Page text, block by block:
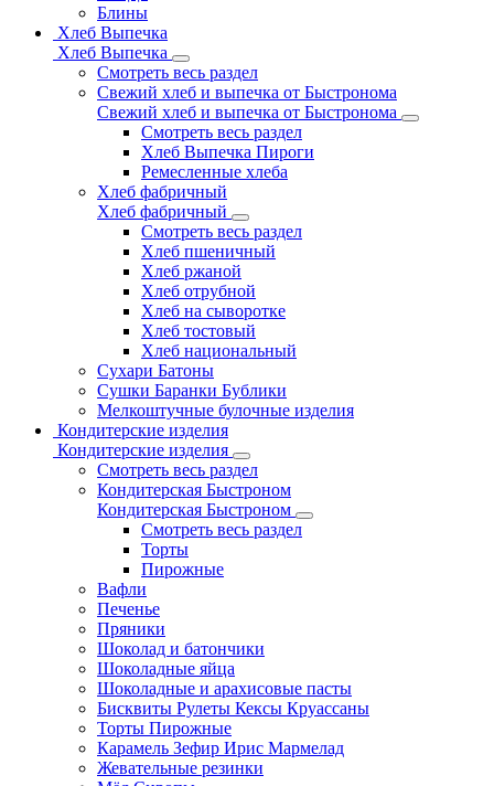
Блины
Хлеб Выпечка
Хлеб Выпечка
Смотреть весь раздел
Свежий хлеб и выпечка от Быстронома
Свежий хлеб и выпечка от Быстронома
Смотреть весь раздел
Хлеб Выпечка Пироги
Ремесленные хлеба
Хлеб фабричный
Хлеб фабричный
Смотреть весь раздел
Хлеб пшеничный
Хлеб ржаной
Хлеб отрубной
Хлеб на сыворотке
Хлеб тостовый
Хлеб национальный
Сухари Батоны
Сушки Баранки Бублики
Мелкоштучные булочные изделия
Кондитерские изделия
Кондитерские изделия
Смотреть весь раздел
Кондитерская Быстроном
Кондитерская Быстроном
Смотреть весь раздел
Торты
Пирожные
Вафли
Печенье
Пряники
Шоколад и батончики
Шоколадные яйца
Шоколадные и арахисовые пасты
Бисквиты Рулеты Кексы Круассаны
Торты Пирожные
Карамель Зефир Ирис Мармелад
Жевательные резинки